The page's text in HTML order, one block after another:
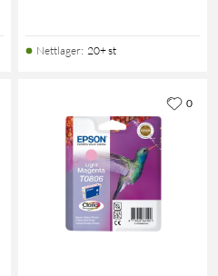
Nettlager: 20+ st
0